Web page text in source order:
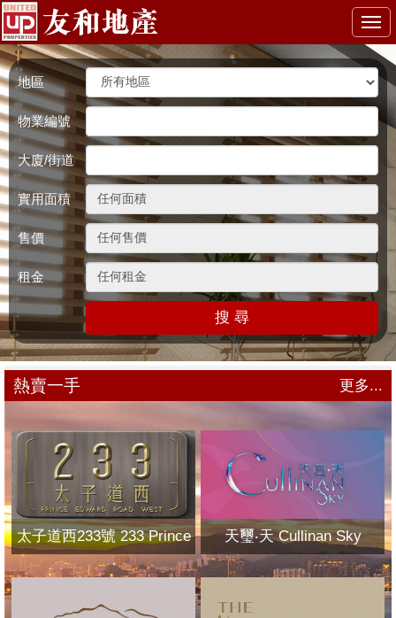
地區
物業編號
大廈/街道
實用面積
售價
租金
搜 尋
熱賣一手 更多...
太子道西233號 233 Prince
Edward Road West
天璽‧天 Cullinan Sky